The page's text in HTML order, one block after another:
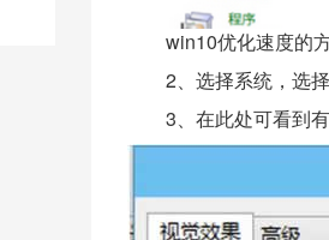
win10优化速度的
2、选择系统，选择
3、在此处可看到有